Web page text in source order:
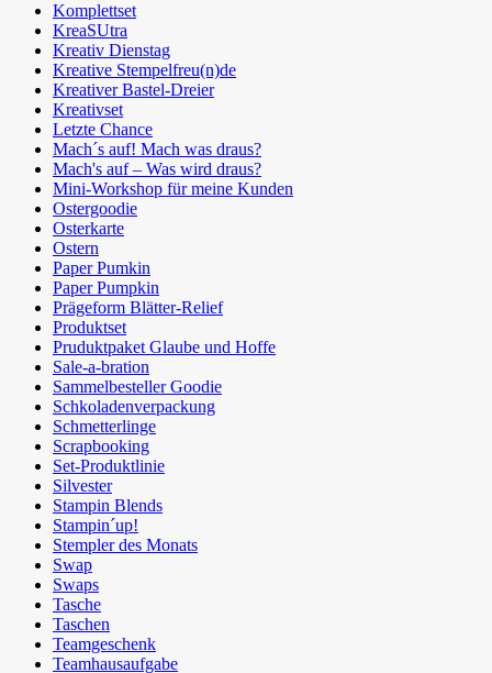
Komplettset
KreaSUtra
Kreativ Dienstag
Kreative Stempelfreu(n)de
Kreativer Bastel-Dreier
Kreativset
Letzte Chance
Mach´s auf! Mach was draus?
Mach's auf – Was wird draus?
Mini-Workshop für meine Kunden
Ostergoodie
Osterkarte
Ostern
Paper Pumkin
Paper Pumpkin
Prägeform Blätter-Relief
Produktset
Pruduktpaket Glaube und Hoffe
Sale-a-bration
Sammelbesteller Goodie
Schkoladenverpackung
Schmetterlinge
Scrapbooking
Set-Produktlinie
Silvester
Stampin Blends
Stampin´up!
Stempler des Monats
Swap
Swaps
Tasche
Taschen
Teamgeschenk
Teamhausaufgabe